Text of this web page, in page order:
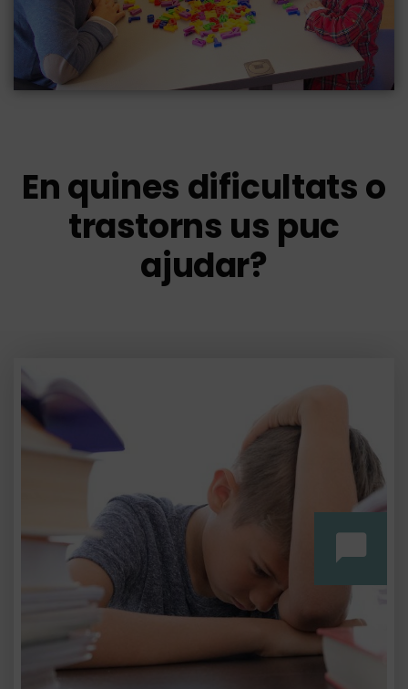
En quines dificultats o
trastorns us puc
ajudar?